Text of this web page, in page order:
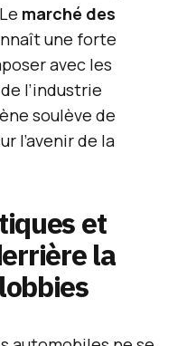
marché des
une forte
avec les
l’industrie
soulève de
l’avenir de la
et
la